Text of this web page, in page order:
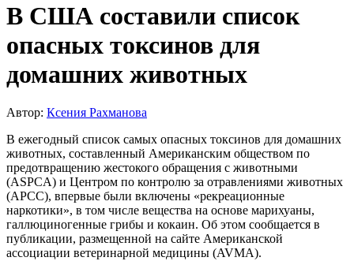
В США составили список
опасных токсинов для
домашних животных
Автор: Ксения Рахманова
В ежегодный список самых опасных токсинов для домашних
животных, составленный Американским обществом по
предотвращению жестокого обращения с животными
(ASPCA) и Центром по контролю за отравлениями животных
(APCC), впервые были включены «рекреационные
наркотики», в том числе вещества на основе марихуаны,
галлюциногенные грибы и кокаин. Об этом сообщается в
публикации, размещенной на сайте Американской
ассоциации ветеринарной медицины (AVMA).